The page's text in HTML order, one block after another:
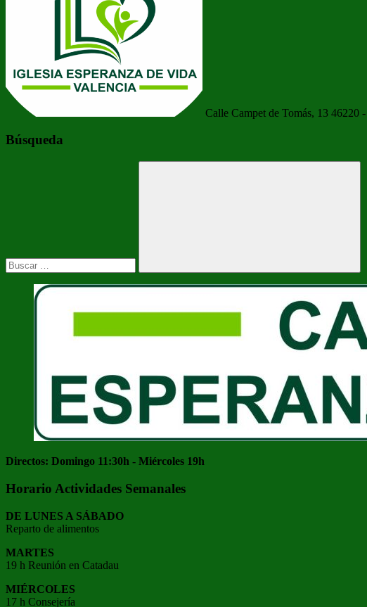
Calle Campet de Tomás, 13 46220
Búsqueda
Buscar
Directos: Domingo 11:30h - Miércoles 19h
Horario Actividades Semanales
DE LUNES A SÁBADO
Reparto de alimentos
MARTES
19 h Reunión en Catadau
MIÉRCOLES
17 h Consejería